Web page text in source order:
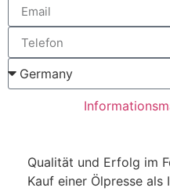
Qualität und Erfolg im
Kauf einer Ölpresse als